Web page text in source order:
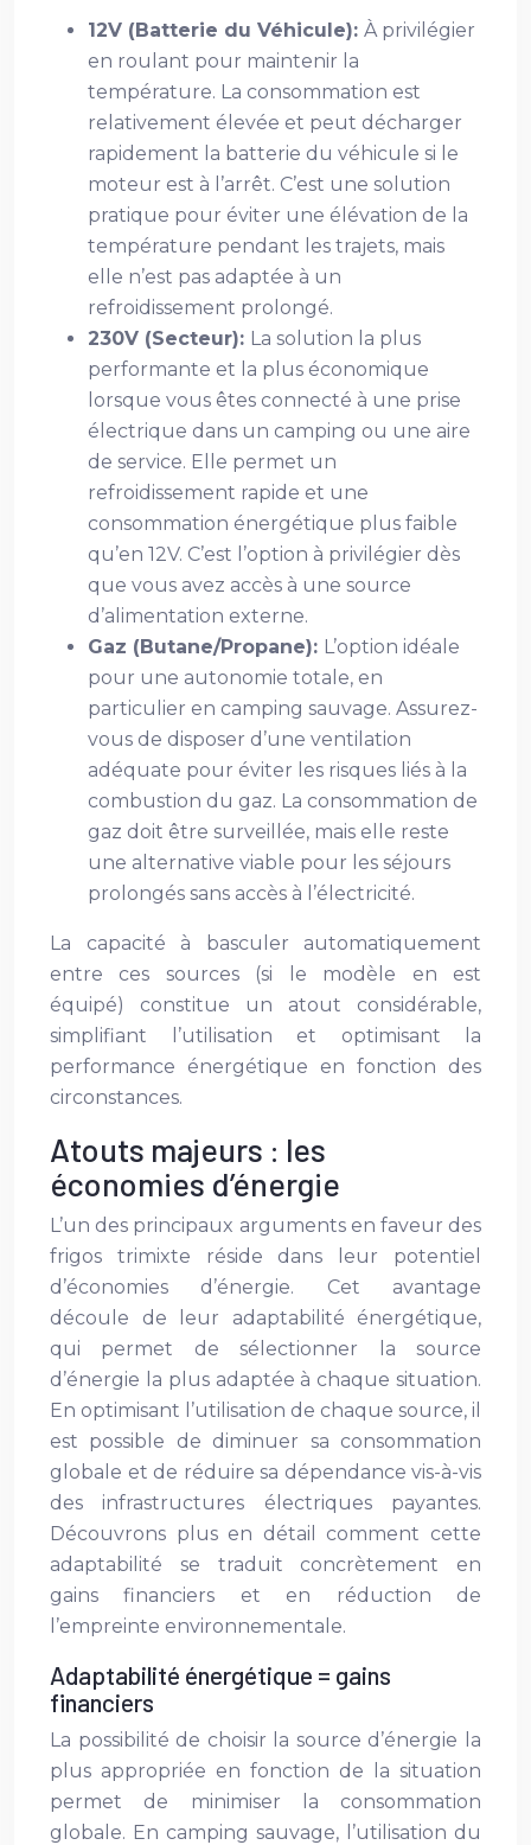
12V (Batterie du Véhicule): À privilégier
en roulant pour maintenir la
température. La consommation est
relativement élevée et peut décharger
rapidement la batterie du véhicule si le
moteur est à l’arrêt. C’est une solution
pratique pour éviter une élévation de la
température pendant les trajets, mais
elle n’est pas adaptée à un
refroidissement prolongé.
230V (Secteur): La solution la plus
performante et la plus économique
lorsque vous êtes connecté à une prise
électrique dans un camping ou une aire
de service. Elle permet un
refroidissement rapide et une
consommation énergétique plus faible
qu’en 12V. C’est l’option à privilégier dès
que vous avez accès à une source
d’alimentation externe.
Gaz (Butane/Propane): L’option idéale
pour une autonomie totale, en
particulier en camping sauvage. Assurez-
vous de disposer d’une ventilation
adéquate pour éviter les risques liés à la
combustion du gaz. La consommation de
gaz doit être surveillée, mais elle reste
une alternative viable pour les séjours
prolongés sans accès à l’électricité.
La capacité à basculer automatiquement
entre ces sources (si le modèle en est
équipé) constitue un atout considérable,
simplifiant l’utilisation et optimisant la
performance énergétique en fonction des
circonstances.
Atouts majeurs : les
économies d’énergie
L’un des principaux arguments en faveur des
frigos trimixte réside dans leur potentiel
d’économies d’énergie. Cet avantage
découle de leur adaptabilité énergétique,
qui permet de sélectionner la source
d’énergie la plus adaptée à chaque situation.
En optimisant l’utilisation de chaque source, il
est possible de diminuer sa consommation
globale et de réduire sa dépendance vis-à-vis
des infrastructures électriques payantes.
Découvrons plus en détail comment cette
adaptabilité se traduit concrètement en
gains financiers et en réduction de
l’empreinte environnementale.
Adaptabilité énergétique = gains
financiers
La possibilité de choisir la source d’énergie la
plus appropriée en fonction de la situation
permet de minimiser la consommation
globale. En camping sauvage, l’utilisation du